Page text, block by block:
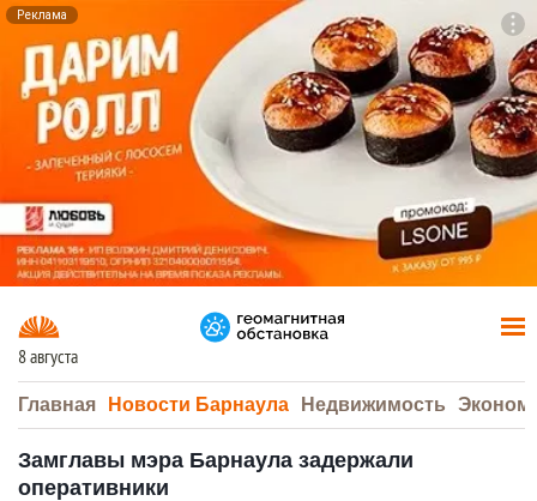
Реклама
8 августа
Главная Новости Барнаула Недвижимость
Замглавы мэра Барнаула задержали
оперативники